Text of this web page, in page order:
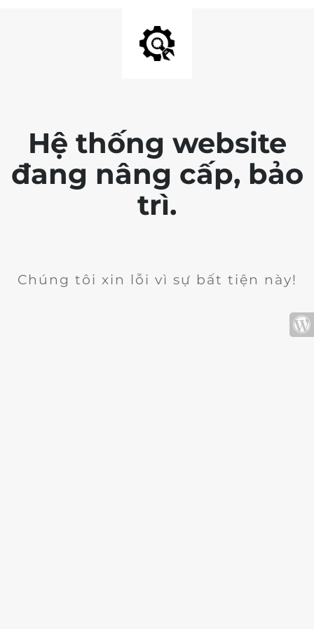
Hệ thống website
đang nâng cấp, bảo
trì.
Chúng tôi xin lỗi vì sự bất tiện này!